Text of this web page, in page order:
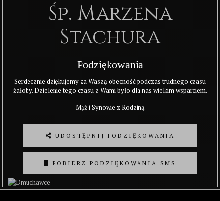
Śp. Marzena
Stachura
Podziękowania
Serdecznie dziękujemy za Waszą obecność podczas trudnego czasu
żałoby. Dzielenie tego czasu z Wami było dla nas wielkim wsparciem.
Mąż i Synowie z Rodziną
UDOSTĘPNIJ PODZIĘKOWANIA
POBIERZ PODZIĘKOWANIA SMS